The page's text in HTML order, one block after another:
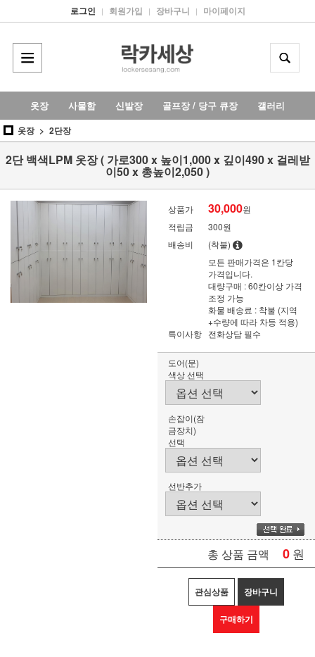
로그인 | 회원가입 | 장바구니 | 마이페이지
옷장 사물함 신발장 골프장 / 당구 큐장 갤러리
옷장 2단장
2단 백색LPM 옷장 ( 가로300 x 높이1,000 x 깊이490 x 걸레받
이50 x 총높이2,050 )
상품가 30,000원
적립금
300원
배송비
(착불)
특이사항
모든 판매가격은 1칸당
가격입니다.
대량구매 : 60칸이상 가격
조정 가능
화물 배송료 : 착불 (지역
+수량에 따라 차등 적용)
전화상담 필수
도어(문)
색상 선택
손잡이(잠
금장치)
선택
선반추가
총 상품 금액 0 원
관심상품 장바구니
구매하기